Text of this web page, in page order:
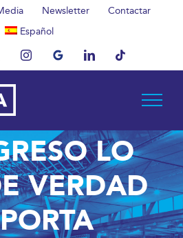
Newsletter
Contactar
Español
InstagramMyBusinessLinkedInTiktok
LO
VERDAD